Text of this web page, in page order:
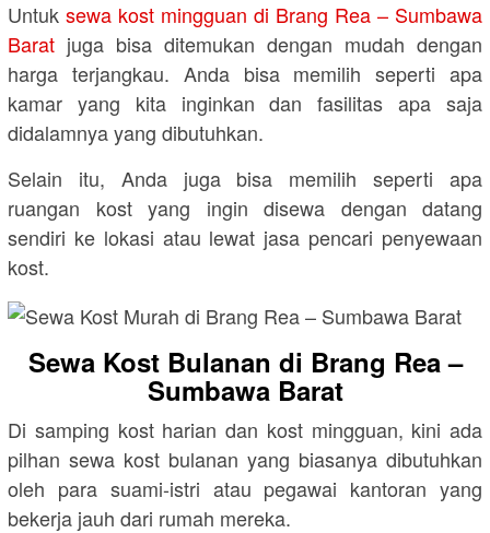
Untuk sewa kost mingguan di Brang Rea – Sumbawa
Barat juga bisa ditemukan dengan mudah dengan
harga terjangkau. Anda bisa memilih seperti apa
kamar yang kita inginkan dan fasilitas apa saja
didalamnya yang dibutuhkan.
Selain itu, Anda juga bisa memilih seperti apa
ruangan kost yang ingin disewa dengan datang
sendiri ke lokasi atau lewat jasa pencari penyewaan
kost.
Sewa Kost Bulanan di Brang Rea –
Sumbawa Barat
Di samping kost harian dan kost mingguan, kini ada
pilhan sewa kost bulanan yang biasanya dibutuhkan
oleh para suami-istri atau pegawai kantoran yang
bekerja jauh dari rumah mereka.